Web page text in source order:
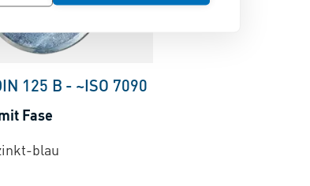
125 B - ~ISO 7090
Fase
blau